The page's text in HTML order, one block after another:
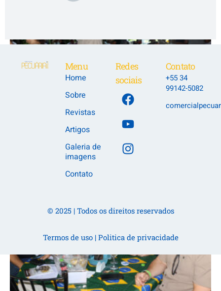
Menu
Home
Sobre
Revistas
Artigos
Galeria de
imagens
Contato
Redes
sociais
Contato
+55 34
99142-5082
© 2025 | Todos os direitos reservados
Termos de uso| Politica de privacidade